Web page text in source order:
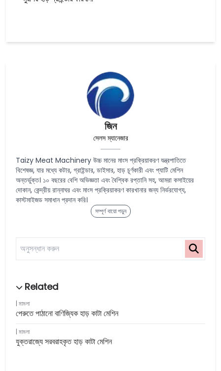
জিন
সেলস ম্যানেজার
Taizy Meat Machinery উচ্চ মানের মাংস প্রক্রিয়াকরণ যন্ত্রপাতিতে
বিশেষজ্ঞ, যার মধ্যে কটার, গ্রাইন্ডার, ডাইসার, হাড় চূর্ণকারী এবং প্যাটি মেশিন
অন্তর্ভুক্ত। ১০ বছরের বেশি অভিজ্ঞতা এবং বৈশ্বিক রপ্তানি সহ, আমরা কসাইয়ের
দোকান, কেন্দ্রীয় রান্নাঘর এবং মাংস প্রক্রিয়াকরণ কারখানার জন্য নির্ভরযোগ্য,
কাস্টমাইজড সমাধান প্রদান করি।
সম্পূর্ণ বায়ো পড়ুন
মামলা
পেরুতে পাঠানো বাণিজ্যিক হাড় কাটা মেশিন
মামলা
যুক্তরাজ্যে সরবরাহকৃত হাড় কাটা মেশিন